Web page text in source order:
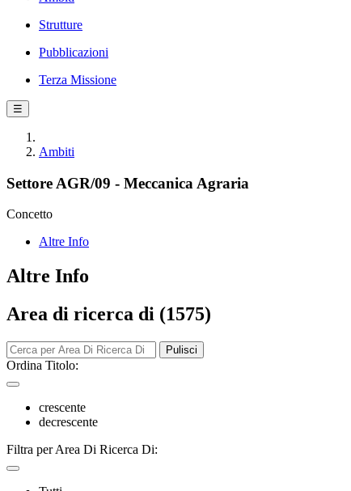
Strutture
Pubblicazioni
Terza Missione
☰
Ambiti
Settore AGR/09 - Meccanica Agraria
Concetto
Altre Info
Altre Info
Area di ricerca di (1575)
Pulisci
Ordina Titolo:
crescente
decrescente
Filtra per Area Di Ricerca Di: